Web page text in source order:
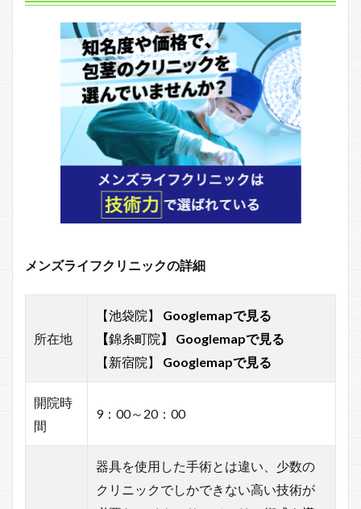
メンズライフクリニックの詳細
所在地
【池袋院】
Googlemapで見る
【錦糸町院】
Googlemapで見る
【新宿院】 Googlemapで見る
開院時
間
9：00～20：00
器具を使用した手術とは違い、少数の
クリニックでしかできない高い技術が